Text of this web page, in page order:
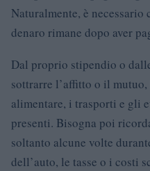
Naturalmente, è necessario
denaro rimane dopo aver
Dal proprio stipendio o
sottrarre l’affitto o il
alimentare, i trasporti e gli
presenti. Bisogna poi
soltanto alcune volte
dell’auto, le tasse o i costi